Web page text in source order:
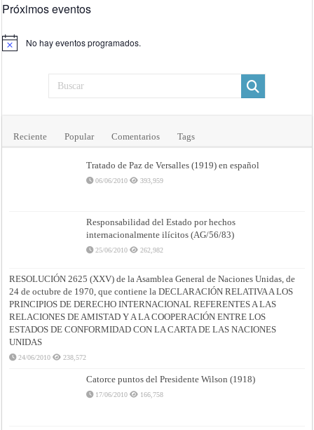
Próximos eventos
Aviso No hay eventos programados.
Reciente Popular Comentarios Tags
Tratado de Paz de Versalles (1919) en español
06/06/2010 393,959
Responsabilidad del Estado por hechos
internacionalmente ilícitos (AG/56/83)
25/06/2010 262,982
RESOLUCIÓN 2625 (XXV) de la Asamblea General de Naciones Unidas, de
24 de octubre de 1970, que contiene la DECLARACIÓN RELATIVA A LOS
PRINCIPIOS DE DERECHO INTERNACIONAL REFERENTES A LAS
RELACIONES DE AMISTAD Y A LA COOPERACIÓN ENTRE LOS
ESTADOS DE CONFORMIDAD CON LA CARTA DE LAS NACIONES
UNIDAS
24/06/2010 238,572
Catorce puntos del Presidente Wilson (1918)
17/06/2010 166,758